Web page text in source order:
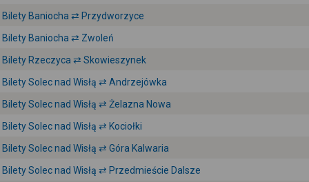
Bilety Baniocha ⇄ Przydworzyce
Bilety Baniocha ⇄ Zwoleń
Bilety Rzeczyca ⇄ Skowieszynek
Bilety Solec nad Wisłą ⇄ Andrzejówka
Bilety Solec nad Wisłą ⇄ Żelazna Nowa
Bilety Solec nad Wisłą ⇄ Kociołki
Bilety Solec nad Wisłą ⇄ Góra Kalwaria
Bilety Solec nad Wisłą ⇄ Przedmieście Dalsze